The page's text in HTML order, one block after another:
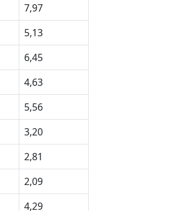
7,97
5,13
6,45
4,63
5,56
3,20
2,81
2,09
4,29